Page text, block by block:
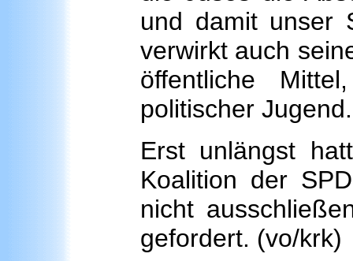
und damit unser
verwirkt auch
öffentliche
politischer
Erst unlängst
Koalition der
nicht
gefordert. (vo/krk)